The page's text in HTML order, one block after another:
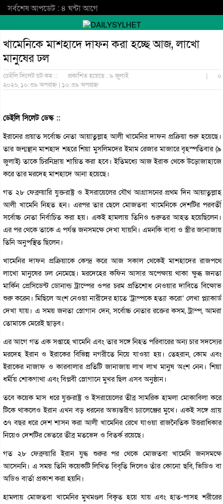
সর্বশেষ আপডেট : ৪ ঘন্টা আগে
খামেনিকে মাশহাদে দাফন করা হচ্ছে আজ, লাখো
মানুষের ঢল
ডেইলি সিলেট ডট কম ::
প্রকাশিত হয়েছে : ৯ জুলাই
২০২৬, ১০:৩৯ অপরাহ্ন | ১০:৩৯ অপরাহ্ন
| ০
ডেইলি সিলেট ডেস্ক ::
ইরানের প্রয়াত সর্বোচ্চ নেতা আয়াতুল্লাহ আলী খামেনির দাফন প্রক্রিয়া শুরু হয়েছে।
তার জন্মস্থান মাশহাদ শহরে শিয়া মুসলিমদের ইমাম রেজার মাজারে বৃহস্পতিবার (৯
জুলাই) তাকে চিরনিদ্রায় শায়িত করা হবে। ইতিমধ্যে আজ ইরাক থেকে উড়োজাহাজে
করে তার মরদেহ মাশহাদে আনা হয়েছে।
গত ২৮ ফেব্রুয়ারি যুক্তরাষ্ট্র ও ইসরায়েলের যৌথ আগ্রাসনের প্রথম দিন আয়াতুল্লাহ
আলী খামেনি নিহত হন। এরপর তার ছেলে মোজতবা খামেনিকে দেশটির পরবর্তী
সর্বোচ্চ নেতা নির্বাচিত করা হয়। একই হামলায় তিনিও গুরুতর আহত হয়েছিলেন।
এর পর থেকে তাকে এ পর্যন্ত জনসমক্ষে দেখা যায়নি। এমনকি বাবা ও স্ত্রীর জানাজায়
তিনি অনুপস্থিত ছিলেন।
খামেনির দাফন প্রক্রিয়াকে কেন্দ্র করে আজ সকাল থেকেই মাশহাদের রাজপথে
লাখো মানুষের ঢল নেমেছে। মরদেহের কফিন আসার অপেক্ষায় থাকা ক্ষুব্ধ জনতা
মার্কিন প্রেসিডেন্ট ডোনাল্ড ট্রাম্পের ওপর চরম প্রতিশোধ নেওয়ার দাবিতে বিক্ষোভ
শুরু করেন। মিছিলে অংশ নেওয়া নারীদের হাতে ‘ট্রাম্পকে হত্যা করো’ লেখা প্ল্যাকার্ড
দেখা যায়। এ সময় জনতা স্লোগান দেন, সর্বোচ্চ নেতার রক্তের কসম, ট্রাম্প, আমরা
তোমাকে মেরেই ছাড়ব।
এর আগে গত এক সপ্তাহে খামেনি এবং তার সঙ্গে নিহত পরিবারের অন্য চার সদস্যের
মরদেহ ইরান ও ইরাকের বিভিন্ন নগরীতে নিয়ে যাওয়া হয়। তেহরান, কোম এবং
ইরাকের নাজাফ ও কারবালার প্রতিটি জানাজায় লাখ লাখ মানুষ অংশ নেন। শিয়া
ধর্মীয় শোকগাথা এবং বিপ্লবী স্লোগানে মুখর ছিল এসব অনুষ্ঠান।
তবে কয়েক মাস ধরে যুক্তরাষ্ট্র ও ইসরায়েলের তীব্র সামরিক হামলা মোকাবিলা করে
টিকে থাকলেও ইরান এখন বড় ধরনের অভ্যন্তরীণ চ্যালেঞ্জের মুখে। একই সঙ্গে প্রায়
৩৭ বছর ধরে দেশ শাসন করা আলী খামেনির রেখে যাওয়া রাজনৈতিক উত্তরাধিকার
নিয়েও দেশটির ভেতরে তীব্র মতভেদ ও বিতর্ক রয়েছে।
গত ২৮ ফেব্রুয়ারি ইরান যুদ্ধ শুরুর পর থেকে মোজতবা খামেনি জনসমক্ষে
আসেননি। এ সময় তিনি কয়েকটি লিখিত বিবৃতি দিলেও তাঁর কোনো ছবি, ভিডিও বা
অডিও বার্তা প্রকাশ করা হয়নি।
হামলায় মোজতবা খামেনির মুখমণ্ডল বিকৃত হয়ে যায় এবং হাত-পাসহ শরীরের